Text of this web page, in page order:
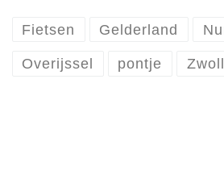
Fietsen Gelderland
Overijssel pontje